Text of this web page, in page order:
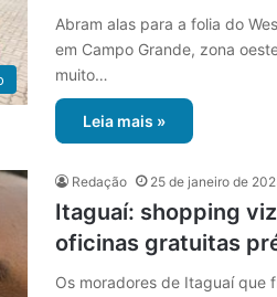
Abram alas para a folia do
em Campo Grande, zona
muito…
Leia mais »
Redação 25 de janeiro de
Itaguaí: shopping
oficinas gratuitas
Os moradores de Itaguaí que